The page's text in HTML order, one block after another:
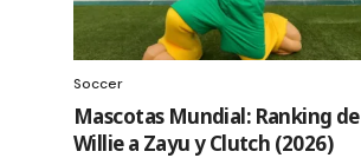
Soccer
Mascotas Mundial: Ranking de
Willie a Zayu y Clutch (2026)